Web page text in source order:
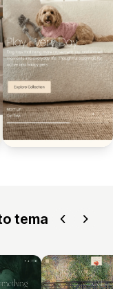
tema